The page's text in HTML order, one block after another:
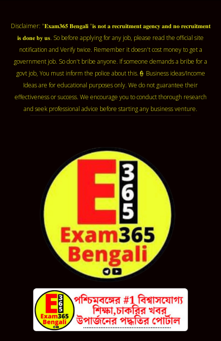
Disclaimer: "𝐄𝐱𝐚𝐦𝟑𝟔𝟓 𝐁𝐞𝐧𝐠𝐚𝐥𝐢 "𝐢𝐬 𝐧𝐨𝐭 𝐚 𝐫𝐞𝐜𝐫𝐮𝐢𝐭𝐦𝐞𝐧𝐭 𝐚𝐠𝐞𝐧𝐜𝐲 𝐚𝐧𝐝 𝐧𝐨 𝐫𝐞𝐜𝐫𝐮𝐢𝐭𝐦𝐞𝐧𝐭
𝐢𝐬 𝐝𝐨𝐧𝐞 𝐛𝐲 𝐮𝐬. So before applying for any job, please read the official site
notification and Verify twice. Remember it doesn't cost money to get a
government job. So don't bribe anyone. If someone demands a bribe for a
govt job, You must inform the police about this.👮 Business ideas/Income
Ideas are for educational purposes only. We do not guarantee their
effectiveness or success. We encourage you to conduct thorough research
and seek professional advice before starting any business venture.